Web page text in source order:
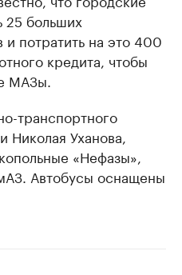
25 больших
и потратить на это 400
кредита, чтобы
МАЗы.
транспортного
Николая Уханова,
«Нефазы»,
Автобусы оснащены